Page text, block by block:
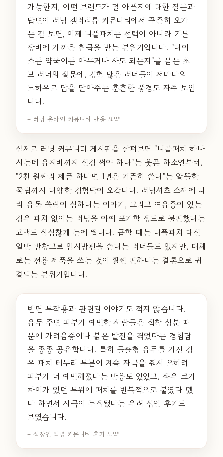
가능한지, 어떤 브랜드가 덜 아픈지에 대한 질문과
답변이 러닝 갤러리류 커뮤니티에서 꾸준히 오가
는 걸 보면, 이제 니플패치는 선택이 아니라 기본
장비에 가까운 취급을 받는 분위기입니다. "다이
소든 약국이든 아무거나 사도 되는지"를 묻는 초
보 러너의 질문에, 경험 많은 러너들이 저마다의
노하우로 답을 달아주는 훈훈한 풍경도 자주 보입
니다.
– 러닝 온라인 커뮤니티 반응 요약
실제로 러닝 커뮤니티 게시판을 살펴보면 "니플패치 하나
사는데 유지비까지 신경 써야 하냐"는 웃픈 하소연부터,
"2천 원짜리 제품 하나면 1년은 거뜬히 쓴다"는 알뜰한
꿀팁까지 다양한 경험담이 오갑니다. 러닝셔츠 소재에 따
라 유독 쓸림이 심하다는 이야기, 그리고 여유증이 있는
경우 패치 없이는 러닝을 아예 포기할 정도로 불편했다는
고백도 심심찮게 눈에 띕니다. 급할 때는 니플패치 대신
일반 반창고로 임시방편을 쓴다는 러너들도 있지만, 대체
로는 전용 제품을 쓰는 것이 훨씬 편하다는 결론으로 귀
결되는 분위기입니다.
반면 부작용과 관련된 이야기도 적지 않습니다.
유두 주변 피부가 예민한 사람들은 접착 성분 때
문에 가려움증이나 붉은 발진을 겪었다는 경험담
을 종종 공유합니다. 특히 돌출형 유두를 가진 경
우 패치 테두리 부분이 계속 자극을 줘서 오히려
피부가 더 예민해졌다는 반응도 있었고, 좌우 크기
차이가 있던 부위에 패치를 반복적으로 붙였다 뗐
다 하면서 자극이 누적됐다는 우려 섞인 후기도
보였습니다.
– 직장인 익명 커뮤니티 후기 요약